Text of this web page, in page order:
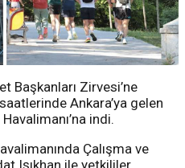
Başkanları Zirvesi’ne
Ankara’ya gelen
indi.
Çalışma ve
Işıkhan ile yetkililer